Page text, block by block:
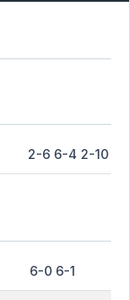
2-6 6-4 2-10
6-0 6-1